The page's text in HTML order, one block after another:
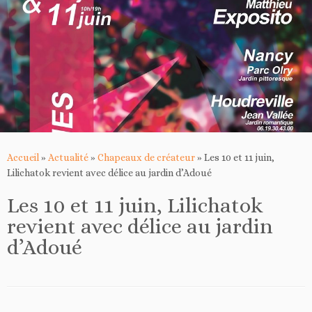
Accueil » Actualité» Chapeaux de créateur» Les 10 et 11 juin,
Lilichatok revient avec délice au jardin d’Adoué
Les 10 et 11 juin, Lilichatok
revient avec délice au jardin
d’Adoué